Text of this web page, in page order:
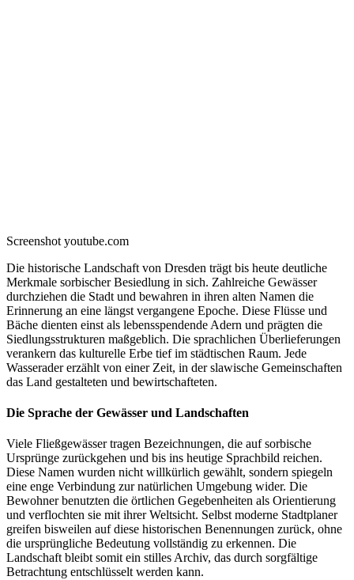
Screenshot youtube.com
Die historische Landschaft von Dresden trägt bis heute deutliche
Merkmale sorbischer Besiedlung in sich. Zahlreiche Gewässer
durchziehen die Stadt und bewahren in ihren alten Namen die
Erinnerung an eine längst vergangene Epoche. Diese Flüsse und
Bäche dienten einst als lebensspendende Adern und prägten die
Siedlungsstrukturen maßgeblich. Die sprachlichen Überlieferungen
verankern das kulturelle Erbe tief im städtischen Raum. Jede
Wasserader erzählt von einer Zeit, in der slawische Gemeinschaften
das Land gestalteten und bewirtschafteten.
Die Sprache der Gewässer und Landschaften
Viele Fließgewässer tragen Bezeichnungen, die auf sorbische
Ursprünge zurückgehen und bis ins heutige Sprachbild reichen.
Diese Namen wurden nicht willkürlich gewählt, sondern spiegeln
eine enge Verbindung zur natürlichen Umgebung wider. Die
Bewohner benutzten die örtlichen Gegebenheiten als Orientierung
und verflochten sie mit ihrer Weltsicht. Selbst moderne Stadtplaner
greifen bisweilen auf diese historischen Benennungen zurück, ohne
die ursprüngliche Bedeutung vollständig zu erkennen. Die
Landschaft bleibt somit ein stilles Archiv, das durch sorgfältige
Betrachtung entschlüsselt werden kann.